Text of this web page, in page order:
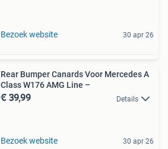
Bezoek website 30 apr 26
Rear Bumper Canards Voor Mercedes A
Class W176 AMG Line –
€ 39,99 Details
Bezoek website 30 apr 26